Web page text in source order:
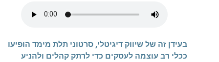
בעידן זה של שיווק דיגיטלי, סרטוני תלת מימד הופיעו
ככלי רב עוצמה לעסקים כדי לרתק קהלים ולהניע